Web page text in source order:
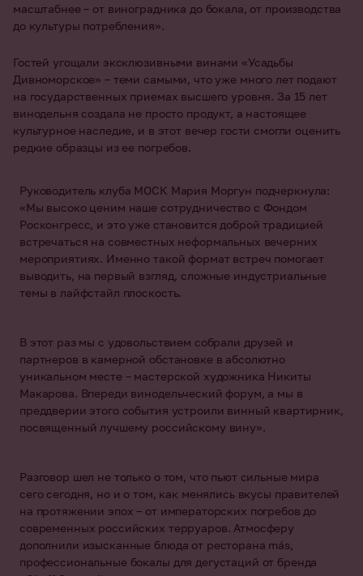
масштабнее – от виноградника до бокала, от производства
до культуры потребления».
Гостей угощали эксклюзивными винами «Усадьбы
Дивноморское» – теми самыми, что уже много лет подают
на государственных приемах высшего уровня. За 15 лет
винодельня создала не просто продукт, а настоящее
культурное наследие, и в этот вечер гости смогли оценить
редкие образцы из ее погребов.
Руководитель клуба МОСК Мария Моргун подчеркнула:
«Мы высоко ценим наше сотрудничество с Фондом
Росконгресс, и это уже становится доброй традицией
встречаться на совместных неформальных вечерних
мероприятиях. Именно такой формат встреч помогает
выводить, на первый взгляд, сложные индустриальные
темы в лайфстайл плоскость.
В этот раз мы с удовольствием собрали друзей и
партнеров в камерной обстановке в абсолютно
уникальном месте –мастерской художника Никиты
Макарова. Впереди винодельческий форум, а мы в
преддверии этого события устроили винный квартирник,
посвященный лучшему российскому вину».
Разговор шел не только о том, что пьют сильные мира
сего сегодня, но и о том, как менялись вкусы правителей
на протяжении эпох – от императорских погребов до
современных российских терруаров. Атмосферу
дополнили изысканные блюда от ресторана más,
профессиональные бокалы для дегустаций от бренда